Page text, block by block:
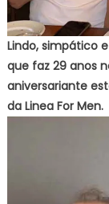
Lindo, simpático
que faz 29 anos
aniversariante
da Linea For Men.